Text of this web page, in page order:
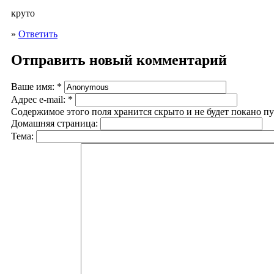
круто
» Ответить
Отправить новый комментарий
Ваше имя: *
Адрес e-mail: *
Содержимое этого поля хранится скрыто и не будет покано
Домашняя страница:
Тема: